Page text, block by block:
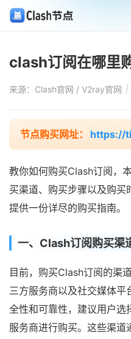
clash订阅在哪里
来源：Clash官网 / V2ray官网 |
节点购买网址： https://
教你如何购买Clash订阅，
买渠道、购买步骤以及购买
提供一份详尽的购买指南。
一、Clash订阅购买渠
目前，购买Clash订阅的渠
三方服务商以及社交媒体平
全性和可靠性，建议用户选
服务商进行购买。这些渠